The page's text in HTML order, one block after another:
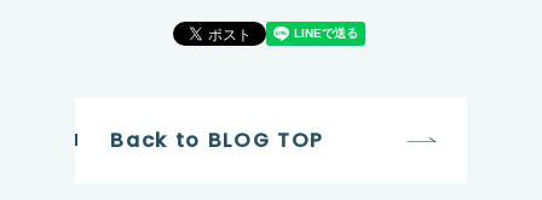
Back to BLOG TOP